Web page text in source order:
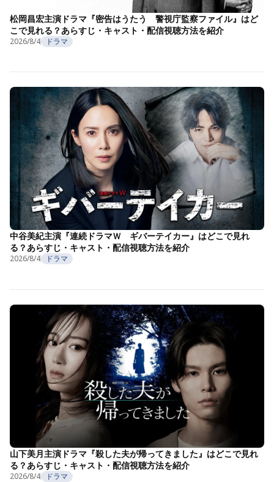
松岡昌宏主演ドラマ『密告はうたう 警視庁監察ファイル』はど
こで見れる？あらすじ・キャスト・配信視聴方法を紹介
2026/8/4 ドラマ
中谷美紀主演『連続ドラマＷ ギバーテイカー』はどこで見れ
る？あらすじ・キャスト・配信視聴方法を紹介
2026/8/4 ドラマ
山下美月主演ドラマ『殺した夫が帰ってきました』はどこで見れ
る？あらすじ・キャスト・配信視聴方法を紹介
2026/8/4 ドラマ